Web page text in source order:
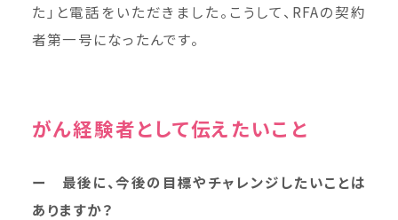
た」と電話をいただきました。こうして、RFAの契約
者第一号になったんです。
がん経験者として伝えたいこと
ー 最後に、今後の目標やチャレンジしたいことは
ありますか？